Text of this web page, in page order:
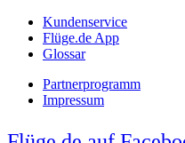
Kundenservice
Flüge.de App
Glossar
Partnerprogramm
Impressum